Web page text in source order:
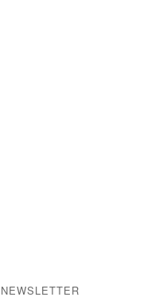
NEWSLETTER